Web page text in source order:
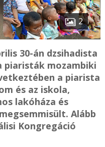
2
30-án dzsihadista
piaristák mozambiki
a piarista
és az iskola,
lakóháza és
Alább
Kongregáció